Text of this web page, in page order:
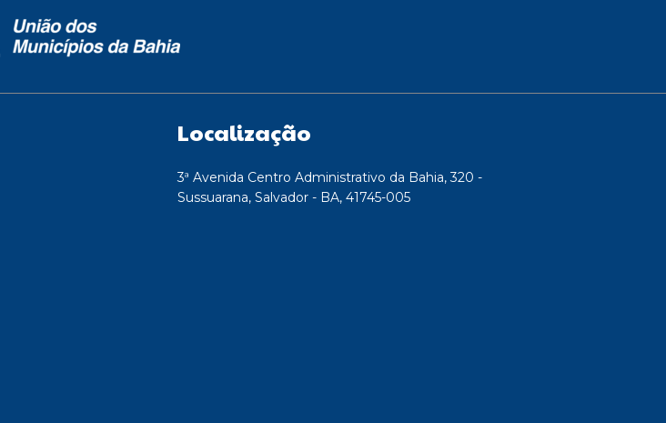
Localização
3ª Avenida Centro Administrativo da Bahia, 320 -
Sussuarana, Salvador - BA, 41745-005